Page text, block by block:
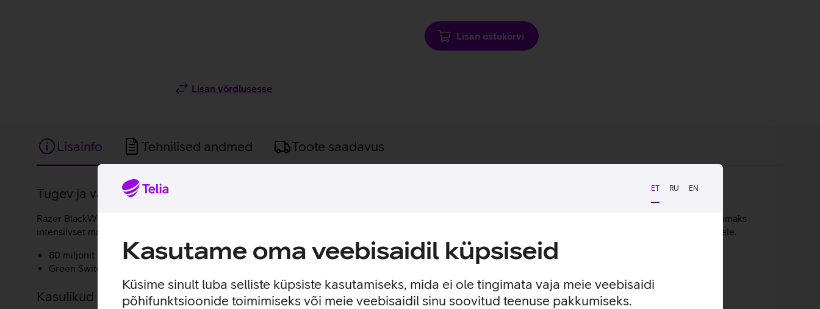
ET RU EN
Kasutame oma veebisaidil küpsiseid
Küsime sinult luba selliste küpsiste kasutamiseks, mida ei ole tingimata vaja meie veebisaidi
põhifunktsioonide toimimiseks või meie veebisaidil sinu soovitud teenuse pakkumiseks.
Lisan võrdlusesse
Lisan ostukorvi
Lisainfo Tehnilised andmed Toote saadavus
Lisainfo
Tugev ja vastupidav mänguriklaviatuur Razerilt.
Razer BlackWidow V3 taustavalgustusega klaviatuur sobib ideaalselt pikkadele mängusessioonidel. Klaviatuuri alumiinium konstruktsioon on piisavalt tugev talumaks
intensiivset mängimist. Klaviatuuril saab valida valgustuse värvust 16,8 miljoni erineva värvitooni vahel ning seeläbi lisada erinevaid valgustusefekte oma seadmele.
80 miljonit klahvivajutuse eluiga.
Green Switch lülitid - need klahvilülitid sobivad mängijatele, kes soovivad igat nupuvajutust tunda ja kuulda.
Kasulikud lingid